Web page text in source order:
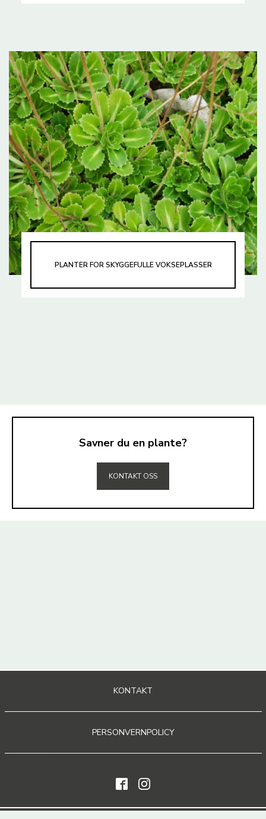
PLANTER FOR SKYGGEFULLE VOKSEPLASSER
Savner du en plante?
KONTAKT OSS
KONTAKT
PERSONVERNPOLICY